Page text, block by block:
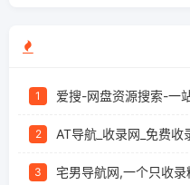
1
2 AT导航_收录网_免费
3 宅男导航网,一个只收